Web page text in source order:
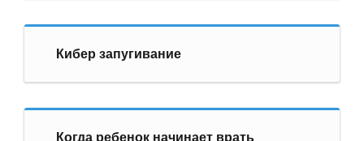
Кибер запугивание
Когда ребенок начинает врать